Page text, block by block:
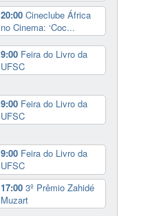
20:00 Cineclube África
no Cinema: ‘Coc...
9:00 Feira do Livro da
UFSC
9:00 Feira do Livro da
UFSC
9:00 Feira do Livro da
UFSC
17:00 3º Prêmio Zahidé
Muzart